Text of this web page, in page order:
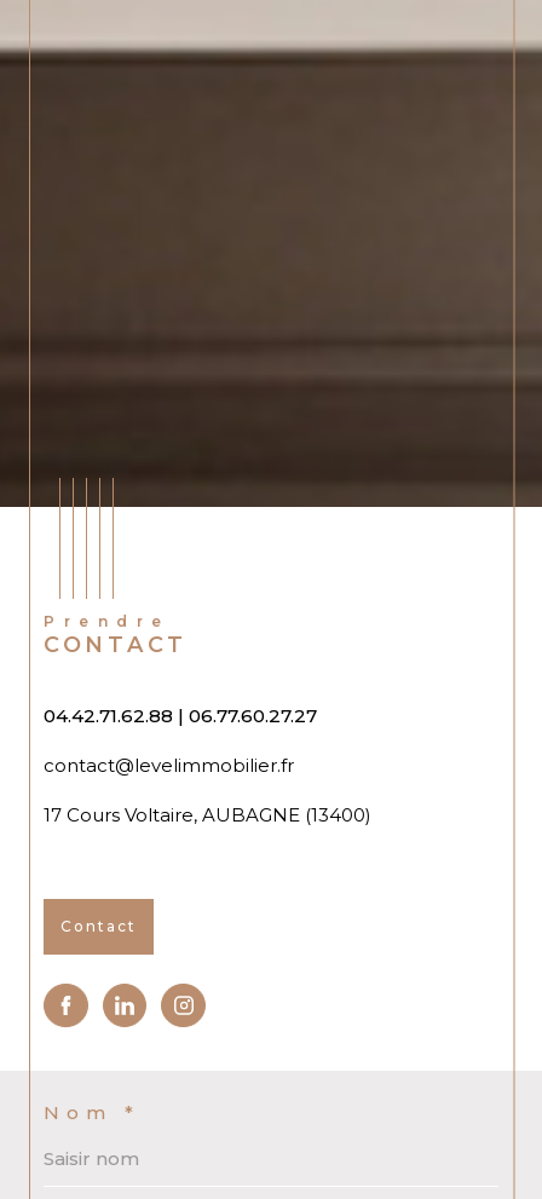
Nom *
Prendre
CONTACT
04.42.71.62.88 | 06.77.60.27.27
contact@levelimmobilier.fr
17 Cours Voltaire, AUBAGNE (13400)
Contact